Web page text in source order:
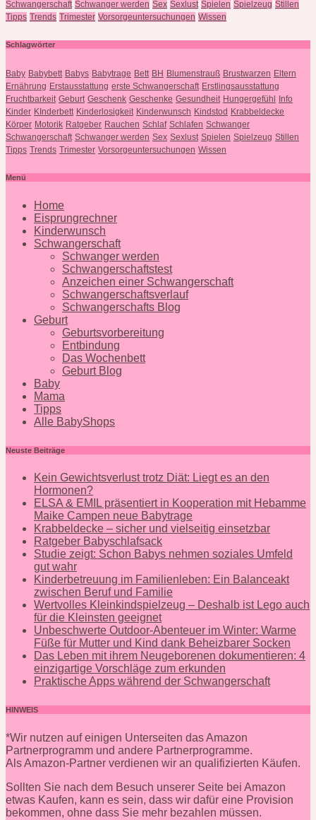
Schwangerschaft Schwanger werden Sex Sexlust Spielen Spielzeug Stillen
Tipps Trends Trimester Vorsorgeuntersuchungen Wissen
Schlagwörter
Baby Babybett Babys Babytrage Bett BH Blumenstrauß Brustwarzen Eltern
Ernährung Erstausstattung erste Schwangerschaft Erstlingsausstattung
Fruchtbarkeit Geburt Geschenk Geschenke Gesundheit Hungergefühl Info
Kinder KInderbett Kinderlosigkeit Kinderwunsch Kindstod Krabbeldecke
Körper Motorik Ratgeber Rauchen Schlaf Schlafen Schwanger
Schwangerschaft Schwanger werden Sex Sexlust Spielen Spielzeug Stillen
Tipps Trends Trimester Vorsorgeuntersuchungen Wissen
Menü
Home
Eisprungrechner
Kinderwunsch
Schwangerschaft
Schwanger werden
Schwangerschaftstest
Anzeichen einer Schwangerschaft
Schwangerschaftsverlauf
Schwangerschafts Blog
Geburt
Geburtsvorbereitung
Entbindung
Das Wochenbett
Geburt Blog
Baby
Mama
Tipps
Alle BabyShops
Neuste Beiträge
Kein Gewichtsverlust trotz Diät: Liegt es an den
Hormonen?
ELSA & EMIL präsentiert in Kooperation mit Hebamme
Maike Campen neue Babytrage
Krabbeldecke – sicher und vielseitig einsetzbar
Ratgeber Babyschlafsack
Studie zeigt: Schon Babys nehmen soziales Umfeld
gut wahr
Kinderbetreuung im Familienleben: Ein Balanceakt
zwischen Beruf und Familie
Wertvolles Kleinkindspielzeug – Deshalb ist Lego auch
für die Kleinsten geeignet
Unbeschwerte Outdoor-Abenteuer im Winter: Warme
Füße für Mutter und Kind dank Beheizbarer Socken
Das Leben mit ihrem Neugeborenen dokumentieren: 4
einzigartige Vorschläge zum erkunden
Praktische Apps während der Schwangerschaft
HINWEIS
*Wir nutzen auf einigen Unterseiten das Amazon
Partnerprogramm und andere Partnerprogramme.
Als Amazon-Partner verdienen wir an qualifizierten Käufen.
Sollten Sie nach dem Besuch unserer Seite bei Amazon
etwas Kaufen, kann es sein, dass wir dafür eine Provision
bekommen, ohne dass Sie mehr bezahlen müssen.